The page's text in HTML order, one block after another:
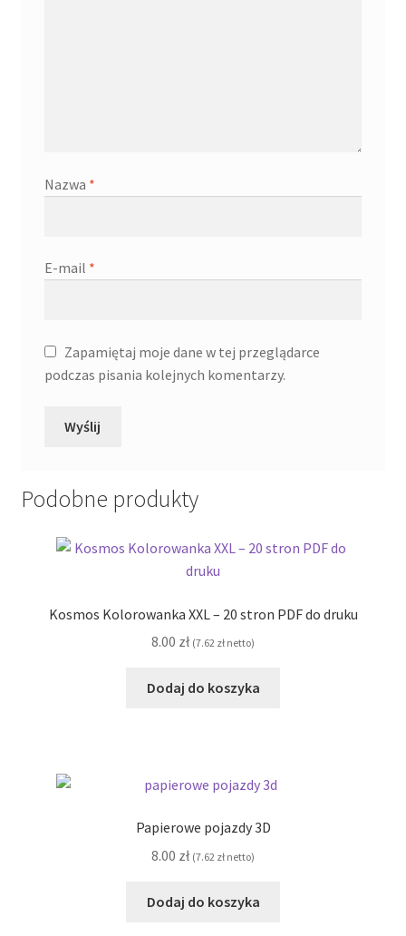
Nazwa *
E-mail *
Zapamiętaj moje dane w tej przeglądarce
podczas pisania kolejnych komentarzy.
Podobne produkty
Kosmos Kolorowanka XXL – 20 stron PDF do druku
8.00 zł (7.62 zł netto)
Dodaj do koszyka
Papierowe pojazdy 3D
8.00 zł (7.62 zł netto)
Dodaj do koszyka